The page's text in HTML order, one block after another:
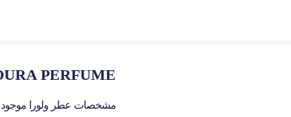
PERFUME
مشخصات عطر ولورا